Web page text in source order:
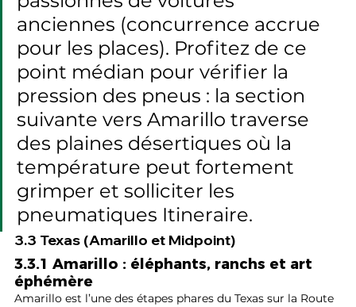
anciennes (concurrence accrue
pour les places). Profitez de ce
point médian pour vérifier la
pression des pneus : la section
suivante vers Amarillo traverse
des plaines désertiques où la
température peut fortement
grimper et solliciter les
pneumatiques Itineraire.
3.3 Texas (Amarillo et Midpoint)
3.3.1 Amarillo : éléphants, ranchs et art
éphémère
Amarillo est l’une des étapes phares du Texas sur la Route